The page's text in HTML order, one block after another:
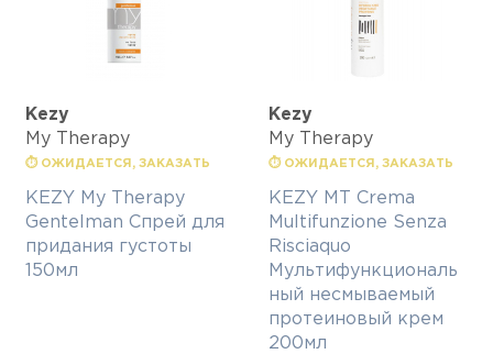
Kezy
My Therapy
⏱ ОЖИДАЕТСЯ, ЗАКАЗАТЬ
KEZY My Therapy
Gentelman Спрей для
придания густоты
150мл
Kezy
My Therapy
⏱ ОЖИДАЕТСЯ, ЗАКАЗАТЬ
KEZY MT Crema
Multifunzione Senza
Risciaquo
Мультифункциональ
ный несмываемый
протеиновый крем
200мл